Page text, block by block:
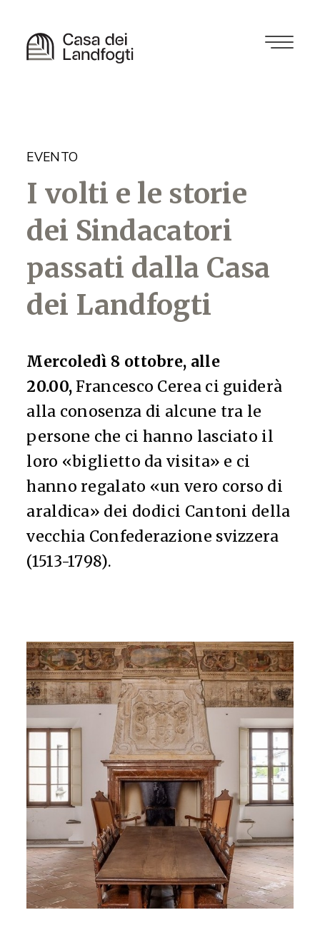
EVENTO
I volti e le storie
dei Sindacatori
passati dalla Casa
dei Landfogti
Mercoledì 8 ottobre, alle
20.00,Francesco Cerea ci guiderà
alla conosenza di alcune tra le
persone che ci hanno lasciato il
loro «biglietto da visita» e ci
hanno regalato «un vero corso di
araldica» dei dodici Cantoni della
vecchia Confederazione svizzera
(1513-1798).